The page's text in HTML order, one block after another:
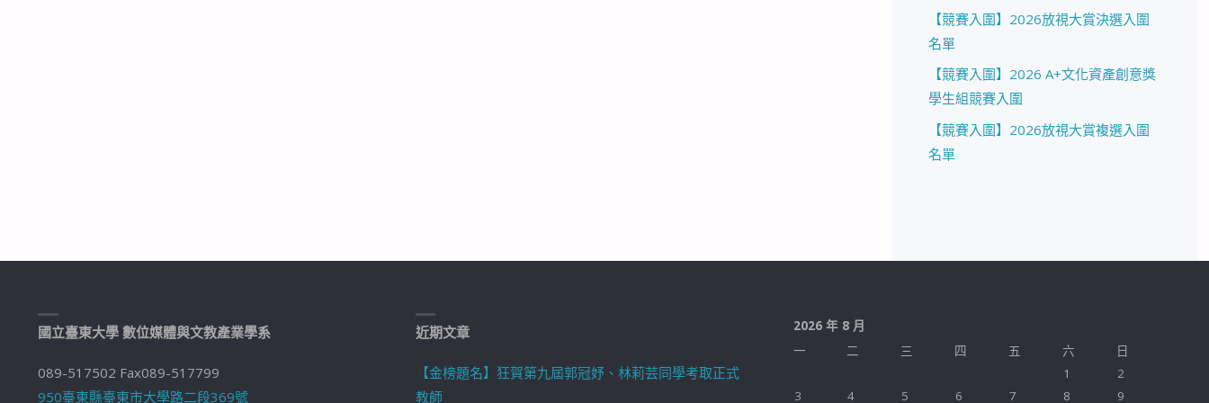
【競賽入圍】2026放視大賞決選入圍
名單
【競賽入圍】2026 A+文化資產創意獎
學生組競賽入圍
【競賽入圍】2026放視大賞複選入圍
名單
國立臺東大學 數位媒體與文教產業學系
089-517502 Fax089-517799
950臺東縣臺東市大學路二段369號
近期文章
【金榜題名】狂賀第九屆郭冠妤、林莉芸同學考取正式
教師
2026 年 8 月
一
二 三 四 五 六
日
1
2
3
4 5 6 7 8 9